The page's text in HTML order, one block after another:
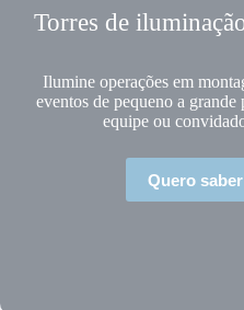
Torres de
Ilumine operações em
eventos de pequeno a
equipe ou
Quero